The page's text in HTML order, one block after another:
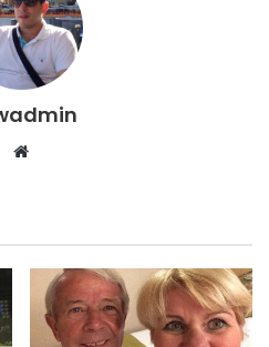
Website